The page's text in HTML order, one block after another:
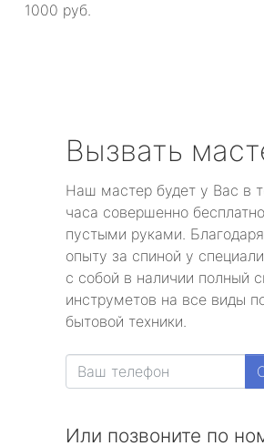
1000 руб.
Вызвать
Наш мастер будет у Вас в
часа совершенно
пустыми руками.
опыту за спиной у
с собой в наличии полный
инструметов на все виды
бытовой техники.
Или позвоните по